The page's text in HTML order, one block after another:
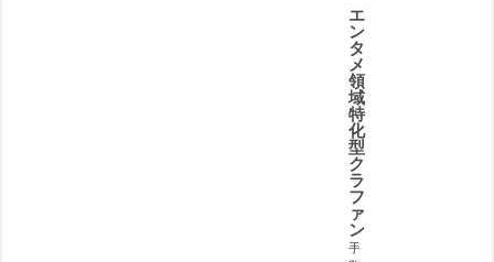
エ
ン
タ
メ
領
域
特
化
型
ク
ラ
フ
ァ
ン
手